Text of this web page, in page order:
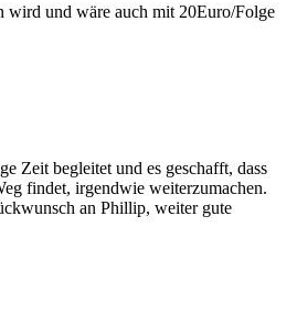
wird und wäre auch mit 20Euro/Folge
Zeit begleitet und es geschafft, dass
findet, irgendwie weiterzumachen.
an Phillip, weiter gute